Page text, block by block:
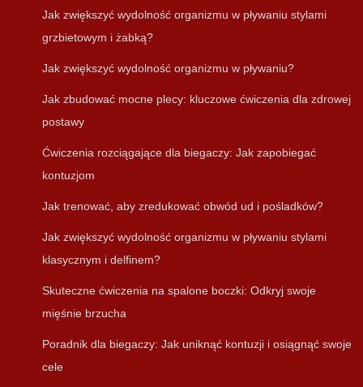
Jak zwiększyć wydolność organizmu w pływaniu stylami
grzbietowym i żabką?
Jak zwiększyć wydolność organizmu w pływaniu?
Jak zbudować mocne plecy: kluczowe ćwiczenia dla zdrowej
postawy
Ćwiczenia rozciągające dla biegaczy: Jak zapobiegać
kontuzjom
Jak trenować, aby zredukować obwód ud i pośladków?
Jak zwiększyć wydolność organizmu w pływaniu stylami
klasycznym i delfinem?
Skuteczne ćwiczenia na spalone boczki: Odkryj swoje
mięśnie brzucha
Poradnik dla biegaczy: Jak uniknąć kontuzji i osiągnąć swoje
cele